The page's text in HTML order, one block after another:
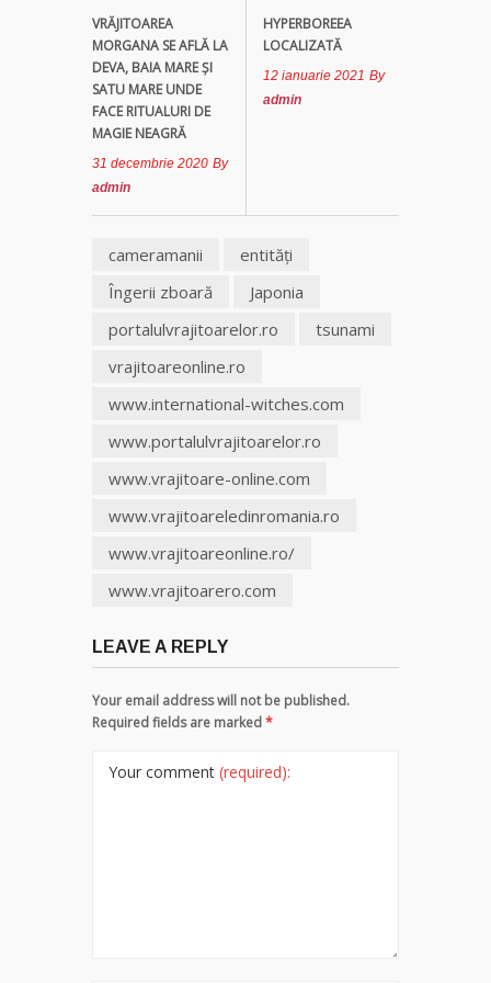
VRĂJITOAREA
MORGANA SE AFLĂ LA
DEVA, BAIA MARE ȘI
SATU MARE UNDE
FACE RITUALURI DE
MAGIE NEAGRĂ
31 decembrie 2020 By
admin
HYPERBOREEA
LOCALIZATĂ
12 ianuarie 2021 By
admin
cameramanii
entităţi
Îngerii zboară
Japonia
portalulvrajitoarelor.ro
tsunami
vrajitoareonline.ro
www.international-witches.com
www.portalulvrajitoarelor.ro
www.vrajitoare-online.com
www.vrajitoareledinromania.ro
www.vrajitoareonline.ro/
www.vrajitoarero.com
LEAVE A REPLY
Your email address will not be published.
Required fields are marked*
Your comment (required):